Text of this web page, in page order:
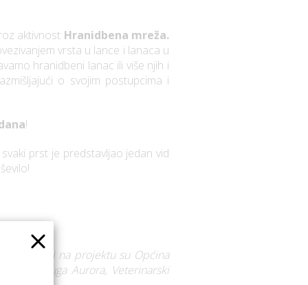
aktivnost Hranidbena mreža.
vrsta u lance i lanaca u
hranidbeni lanac ili više njih i
o svojim postupcima i
!
prst je predstavljao jedan vid
a partneri na projektu su Općina
Udruga Aurora, Veterinarski
×